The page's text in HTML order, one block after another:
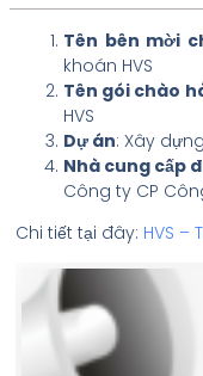
Tên bên mời
khoán HVS
Tên gói chào
HVS
Dự án: Xây
Nhà cung cấp
Công ty CP
Chi tiết tại đây: HVS